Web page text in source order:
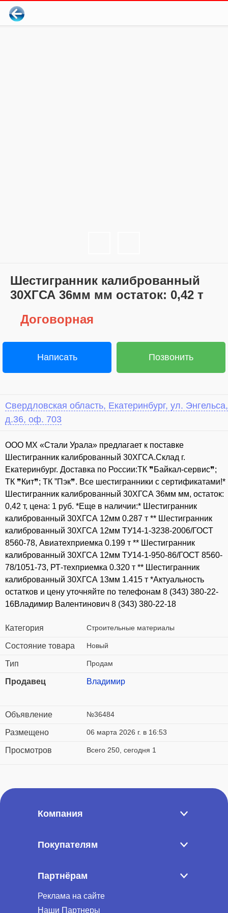
Шестигранник калиброванный
30ХГСА 36мм мм остаток: 0,42 т
Договорная
Написать Позвонить
Свердловская область, Екатеринбург, ул. Энгельса,
д.36, оф. 703
ООО МХ «Стали Урала» предлагает к поставке
Шестигранник калиброванный 30ХГСА.Склад г.
Екатеринбург. Доставка по России:ТК ❞Байкал-сервис❞;
ТК ❞Кит❞; ТК ”Пэк❞. Все шестигранники с сертификатами!*
Шестигранник калиброванный 30ХГСА 36мм мм, остаток:
0,42 т, цена: 1 руб. *Еще в наличии:* Шестигранник
калиброванный 30ХГСА 12мм 0.287 т ** Шестигранник
калиброванный 30ХГСА 12мм ТУ14-1-3238-2006/ГОСТ
8560-78, Авиатехприемка 0.199 т ** Шестигранник
калиброванный 30ХГСА 12мм ТУ14-1-950-86/ГОСТ 8560-
78/1051-73, РТ-техприемка 0.320 т ** Шестигранник
калиброванный 30ХГСА 13мм 1.415 т *Актуальность
остатков и цену уточняйте по телефонам 8 (343) 380-22-
16Владимир Валентинович 8 (343) 380-22-18
Категория Строительные материалы
Состояние товара Новый
Тип Продам
Продавец Владимир
Объявление №36484
Размещено 06 марта 2026 г. в 16:53
Просмотров Всего 250, сегодня 1
Компания
Покупателям
Партнёрам
Реклама на сайте
Наши Партнеры